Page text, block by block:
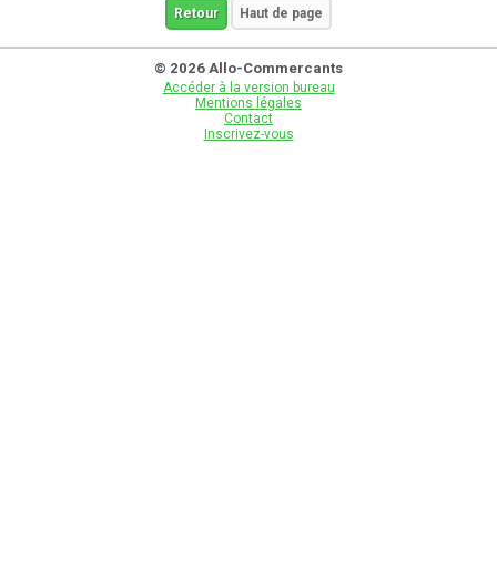
Retour Haut de page
© 2026 Allo-Commercants
Accéder à la version bureau
Mentions légales
Contact
Inscrivez-vous